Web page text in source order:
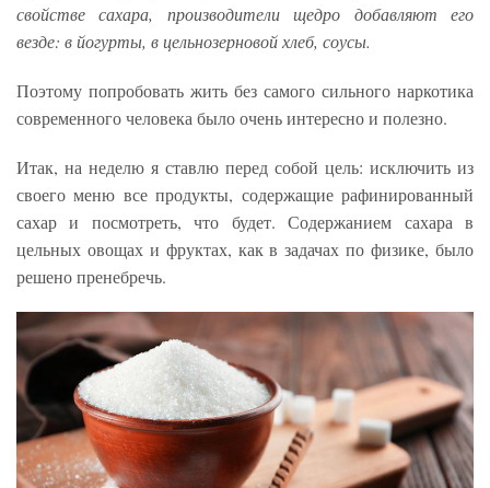
свойстве сахара, производители щедро добавляют его
везде: в йогурты, в цельнозерновой хлеб, соусы.
Поэтому попробовать жить без самого сильного наркотика
современного человека было очень интересно и полезно.
Итак, на неделю я ставлю перед собой цель: исключить из
своего меню все продукты, содержащие рафинированный
сахар и посмотреть, что будет. Содержанием сахара в
цельных овощах и фруктах, как в задачах по физике, было
решено пренебречь.